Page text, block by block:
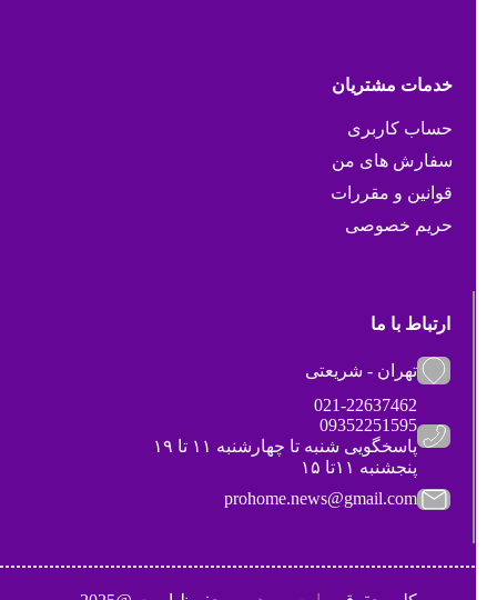
خدمات مشتریان
حساب کاربری
سفارش های من
قوانین و مقررات
حریم خصوصی
ارتباط با ما
تهران - شریعتی
021-22637462
09352251595
پاسخگویی شنبه تا چهارشنبه ۱۱ تا ۱۹
پنجشنبه ۱۱تا ۱۵
prohome.news@gmail.com